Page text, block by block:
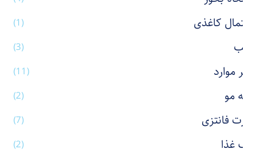
دستمال کاغذی (1)
رژ لب (3)
سایر موارد (11)
شانه مو (2)
شورت فانتزی (7)
ظرف غذا (2)